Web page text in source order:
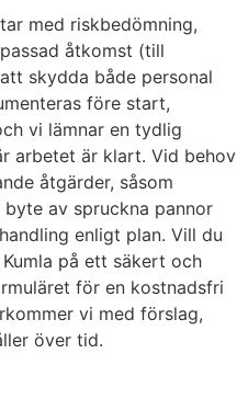
med riskbedömning,
åtkomst (till
skydda både personal
före start,
vi lämnar en tydlig
arbetet är klart. Vid behov
åtgärder, såsom
av spruckna pannor
enligt plan. Vill du
på ett säkert och
för en kostnadsfri
vi med förslag,
över tid.